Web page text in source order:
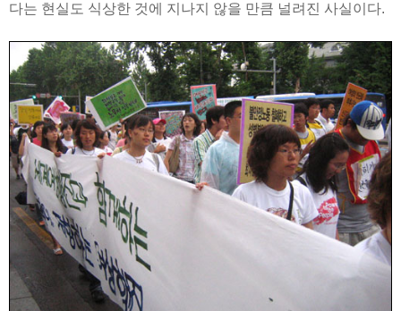
다는 현실도 식상한 것에 지나지 않을 만큼 널려진 사실이다.